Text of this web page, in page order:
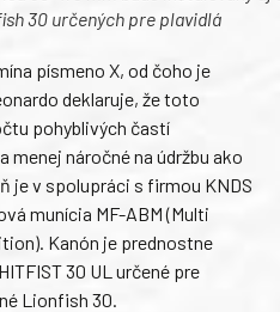
30 určených pre plavidlá
písmeno X, od čoho je
deklaruje, že toto
pohyblivých častí
náročné na údržbu ako
je v spolupráci s firmou KNDS
munícia MF-ABM (Multi
Kanón je prednostne
30 UL určené pre
Lionfish 30.